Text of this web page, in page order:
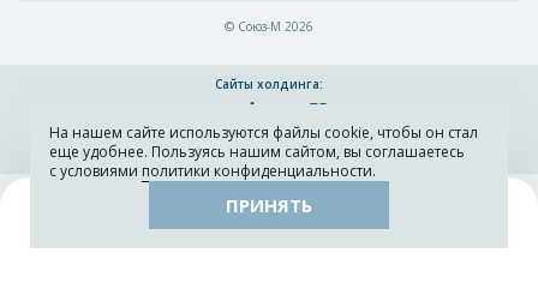
Каталог Остатки тканей
© Союз-М 2026
Сайты холдинга:
Разработка и поддержка сайта ADN
На нашем сайте используются файлы cookie, чтобы он стал
еще удобнее. Пользуясь нашим сайтом, вы соглашаетесь
с условиями политики конфиденциальности.
ПРИНЯТЬ